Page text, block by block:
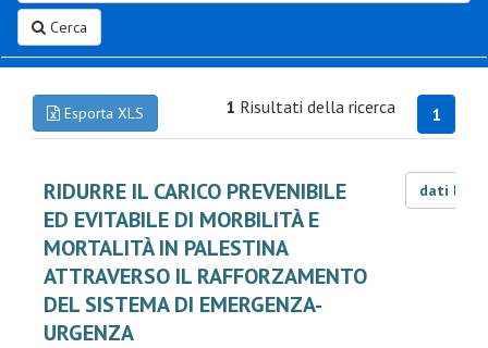
Cerca
Esporta XLS 1
1 Risultati della ricerca
RIDURRE IL CARICO PREVENIBILE
ED EVITABILE DI MORBILITÀ E
MORTALITÀ IN PALESTINA
ATTRAVERSO IL RAFFORZAMENTO
DEL SISTEMA DI EMERGENZA-
URGENZA
dati LOD